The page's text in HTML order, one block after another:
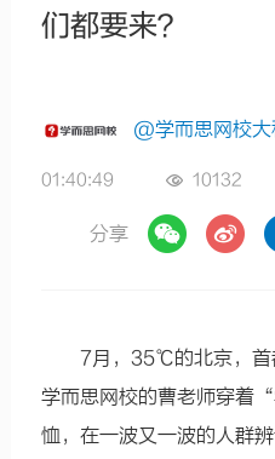
们都要来？
@学而思网校
01:40:49 10132
分享
7月，35℃的北京，首
学而思网校的曹老师穿着
恤，在一波又一波的人群辨